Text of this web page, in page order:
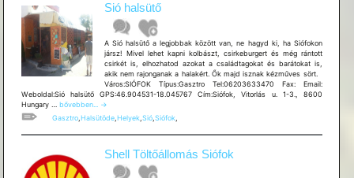
Sió halsütő
A Sió halsütő a legjobbak között van, ne hagyd ki, ha Siófokon
jársz! Mivel lehet kapni kolbászt, csirkeburgert és még rántott
csirkét is, elhozhatod azokat a családtagokat és barátokat is,
akik nem rajonganak a halakért. Ők majd isznak kézműves sört.
Város:SIÓFOK Típus:Gasztro Tel:06203633470 Fax: Email:
Weboldal:Sió halsütő GPS:46.904531-18.045767 Cím:Siófok, Vitorlás u. 1-3., 8600
Hungary … Sió
halsütő
bővebben...
→
Gasztro, Halsütöde, Helyek, Sió, Siófok,
Shell Töltőállomás Siófok